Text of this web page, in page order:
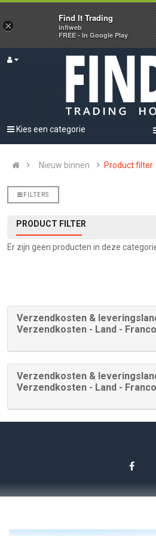
Kies een categorie
Nieuw binnen Product filter
FILTERS
PRODUCT FILTER
Er zijn geen producten in deze
Verzendkosten &
Verzendkosten - Land -
Verzendkosten &
Verzendkosten - Land -
×
Find It Trading
infiweb
FREE - In Google Play